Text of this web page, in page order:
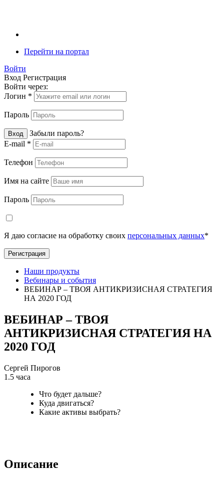
Перейти на портал
Войти
Вход Регистрация
Войти через:
Логин *
Пароль
Вход
Забыли пароль?
E-mail *
Телефон
Имя на сайте
Пароль
Я даю согласие на обработку своих персональных данных*
Регистрация
Наши продукты
Вебинары и события
ВЕБИНАР – ТВОЯ АНТИКРИЗИСНАЯ СТРАТЕГИЯ
НА 2020 ГОД
ВЕБИНАР – ТВОЯ
АНТИКРИЗИСНАЯ СТРАТЕГИЯ НА
2020 ГОД
Сергей Пирогов
1.5 часа
Что будет дальше?
Куда двигаться?
Какие активы выбрать?
Описание